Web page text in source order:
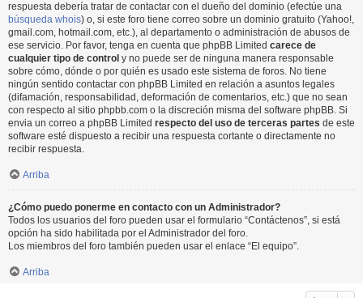
respuesta debería tratar de contactar con el dueño del dominio (efectúe una
búsqueda whois) o, si este foro tiene correo sobre un dominio gratuito (Yahoo!,
gmail.com, hotmail.com, etc.), al departamento o administración de abusos de
ese servicio. Por favor, tenga en cuenta que phpBB Limited carece de
cualquier tipo de control y no puede ser de ninguna manera responsable
sobre cómo, dónde o por quién es usado este sistema de foros. No tiene
ningún sentido contactar con phpBB Limited en relación a asuntos legales
(difamación, responsabilidad, deformación de comentarios, etc.) que no sean
con respecto al sitio phpbb.com o la discreción misma del software phpBB. Si
envia un correo a phpBB Limited respecto del uso de terceras partes de este
software esté dispuesto a recibir una respuesta cortante o directamente no
recibir respuesta.
Arriba
¿Cómo puedo ponerme en contacto con un Administrador?
Todos los usuarios del foro pueden usar el formulario “Contáctenos”, si está
opción ha sido habilitada por el Administrador del foro.
Los miembros del foro también pueden usar el enlace “El equipo”.
Arriba